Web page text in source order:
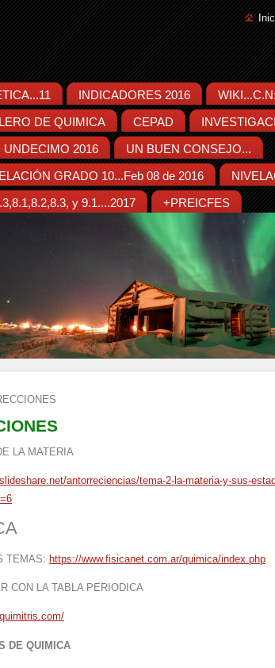
INDICADORES 2016
DE QUIMICA CEPAD
UNDECIMO 2016 UN BUEN CONSEJO...
GRADO 10...Feb 08 de 2016
y 9.1....2017 +PREICFES
LA MATERIA
antorreciencias/tema-2-la-materia-y-sus-
TEMAS: https://www.fisicanet.com.ar/quimica/index.php
CON LA TABLA PERIODICA
DE QUIMICA